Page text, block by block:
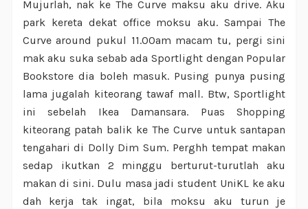
Mujurlah, nak ke The Curve maksu aku drive. Aku
park kereta dekat office moksu aku. Sampai The
Curve around pukul 11.00am macam tu, pergi sini
mak aku suka sebab ada Sportlight dengan Popular
Bookstore dia boleh masuk. Pusing punya pusing
lama jugalah kiteorang tawaf mall. Btw, Sportlight
ini sebelah Ikea Damansara. Puas Shopping
kiteorang patah balik ke The Curve untuk santapan
tengahari di Dolly Dim Sum. Perghh tempat makan
sedap ikutkan 2 minggu berturut-turutlah aku
makan di sini. Dulu masa jadi student UniKL ke aku
dah kerja tak ingat, bila moksu aku turun je